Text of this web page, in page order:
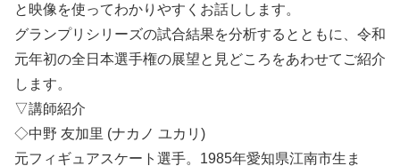
と映像を使ってわかりやすくお話しします。
グランプリシリーズの試合結果を分析するとともに、令和
元年初の全日本選手権の展望と見どころをあわせてご紹介
します。
▽講師紹介
◇中野 友加里 (ナカノ ユカリ)
元フィギュアスケート選手。1985年愛知県江南市生ま